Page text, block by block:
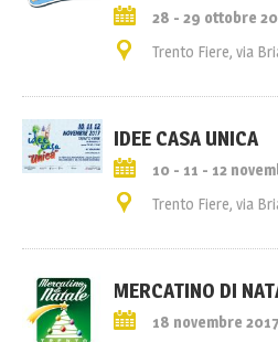
28 - 29 ottobre
Trento Fiere, via
IDEE CASA UNICA
10 - 11 - 12
Trento Fiere, via
MERCATINO DI
18 novembre